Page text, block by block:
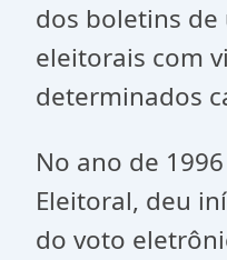
dos boletins de
eleitorais com
determinados
No ano de
Eleitoral, deu
do voto